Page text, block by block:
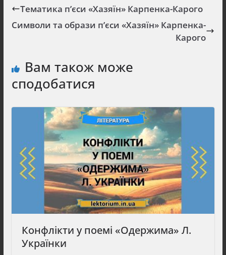
Тематика п’єси «Хазяїн» Карпенка-Карого
Символи та образи п’єси «Хазяїн» Карпенка-
Карого
Вам також може
сподобатися
Конфлікти у поемі «Одержима» Л.
Українки